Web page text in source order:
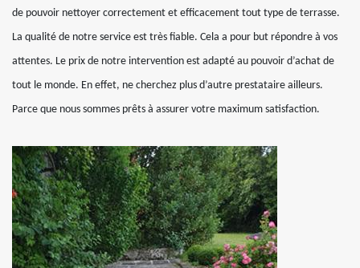
de pouvoir nettoyer correctement et efficacement tout type de terrasse.
La qualité de notre service est très fiable. Cela a pour but répondre à vos
attentes. Le prix de notre intervention est adapté au pouvoir d’achat de
tout le monde. En effet, ne cherchez plus d’autre prestataire ailleurs.
Parce que nous sommes prêts à assurer votre maximum satisfaction.